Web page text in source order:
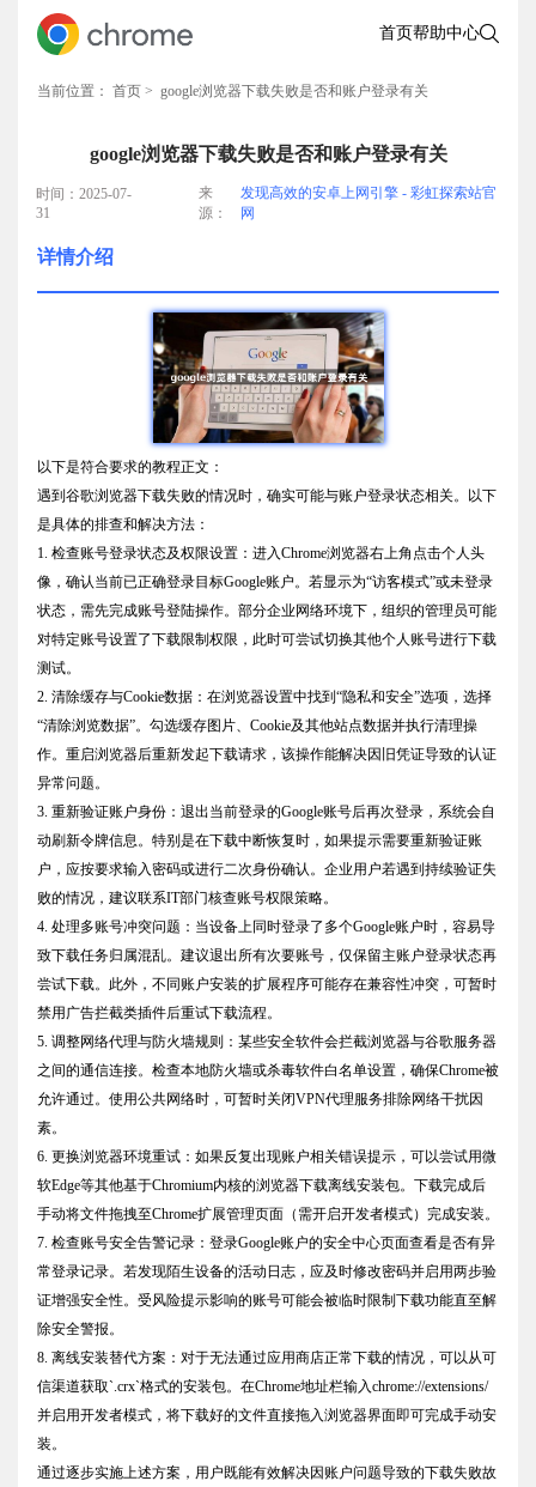
首页帮助中心
当前位置： 首页 > google浏览器下载失败是否和账户登录有关
google浏览器下载失败是否和账户登录有关
时间：2025-07-
31
来
源：
发现高效的安卓上网引擎 - 彩虹探索站官
网
详情介绍
以下是符合要求的教程正文：
遇到谷歌浏览器下载失败的情况时，确实可能与账户登录状态相关。以下
是具体的排查和解决方法：
1. 检查账号登录状态及权限设置：进入Chrome浏览器右上角点击个人头
像，确认当前已正确登录目标Google账户。若显示为“访客模式”或未登录
状态，需先完成账号登陆操作。部分企业网络环境下，组织的管理员可能
对特定账号设置了下载限制权限，此时可尝试切换其他个人账号进行下载
测试。
2. 清除缓存与Cookie数据：在浏览器设置中找到“隐私和安全”选项，选择
“清除浏览数据”。勾选缓存图片、Cookie及其他站点数据并执行清理操
作。重启浏览器后重新发起下载请求，该操作能解决因旧凭证导致的认证
异常问题。
3. 重新验证账户身份：退出当前登录的Google账号后再次登录，系统会自
动刷新令牌信息。特别是在下载中断恢复时，如果提示需要重新验证账
户，应按要求输入密码或进行二次身份确认。企业用户若遇到持续验证失
败的情况，建议联系IT部门核查账号权限策略。
4. 处理多账号冲突问题：当设备上同时登录了多个Google账户时，容易导
致下载任务归属混乱。建议退出所有次要账号，仅保留主账户登录状态再
尝试下载。此外，不同账户安装的扩展程序可能存在兼容性冲突，可暂时
禁用广告拦截类插件后重试下载流程。
5. 调整网络代理与防火墙规则：某些安全软件会拦截浏览器与谷歌服务器
之间的通信连接。检查本地防火墙或杀毒软件白名单设置，确保Chrome被
允许通过。使用公共网络时，可暂时关闭VPN代理服务排除网络干扰因
素。
6. 更换浏览器环境重试：如果反复出现账户相关错误提示，可以尝试用微
软Edge等其他基于Chromium内核的浏览器下载离线安装包。下载完成后
手动将文件拖拽至Chrome扩展管理页面（需开启开发者模式）完成安装。
7. 检查账号安全告警记录：登录Google账户的安全中心页面查看是否有异
常登录记录。若发现陌生设备的活动日志，应及时修改密码并启用两步验
证增强安全性。受风险提示影响的账号可能会被临时限制下载功能直至解
除安全警报。
8. 离线安装替代方案：对于无法通过应用商店正常下载的情况，可以从可
信渠道获取`.crx`格式的安装包。在Chrome地址栏输入chrome://extensions/
并启用开发者模式，将下载好的文件直接拖入浏览器界面即可完成手动安
装。
通过逐步实施上述方案，用户既能有效解决因账户问题导致的下载失败故